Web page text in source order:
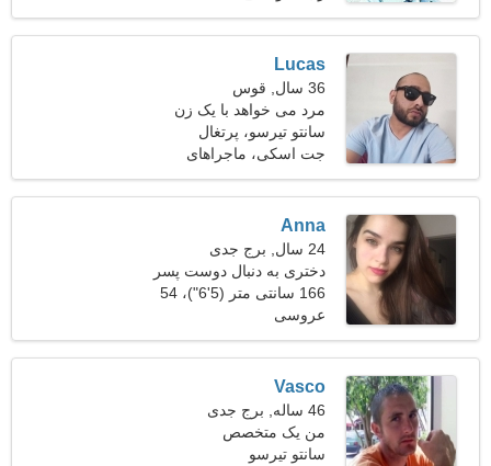
Lucas
36 سال, قوس
مرد می خواهد با یک زن
ملاقات کند
سانتو تیرسو، پرتغال
جت اسکی، ماجراهای
Anna
24 سال, برج جدی
دختری به دنبال دوست پسر
166 سانتی متر (5'6")، 54
کیلوگرم (119 پوند)
عروسی
Vasco
46 ساله, برج جدی
من یک متخصص
کایروپراکتیک هستم، به یک
سانتو تیرسو